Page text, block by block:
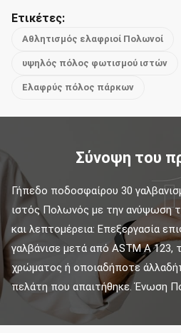
Ετικέτες:
Αθλητισμός ελαφριοί Πολωνοί
υψηλός πόλος φωτισμού ιστών
Ελαφρύς πόλος πάρκων
Σύνοψη του
Γήπεδο ποδοσφαίρου 30
ιστός Πολωνός με την ανύψωση
και λεπτομέρεια: Επεξεργασία
γαλβάνισε μετά από ASTM Α 123,
χρώματος ή οποιαδήποτε
πελάτη που απαιτήθηκε. Ένωση